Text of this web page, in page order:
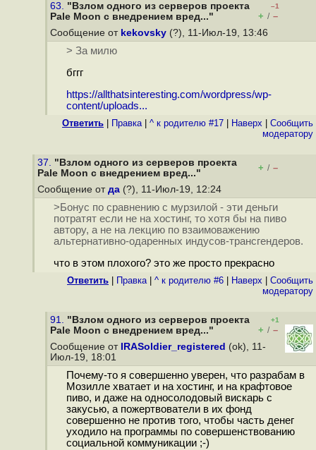
63. "Взлом одного из серверов проекта
Pale Moon с внедрением вред..."
–1
+ / –
Сообщение от kekovsky (?), 11-Июл-19, 13:46
> За милю
бггг
https://allthatsinteresting.com/wordpress/wp-
content/uploads...
Ответить Правка| ^ к родителю #17 Наверх
Cообщить
модератору
37. "Взлом одного из серверов проекта
Pale Moon с внедрением вред..."
+ / –
Сообщение от да (?), 11-Июл-19, 12:24
>Бонус по сравнению с мурзилой - эти деньги
потратят если не на хостинг, то хотя бы на пиво
автору, а не на лекцию по взаимоважению
альтернативно-одаренных индусов-трансгендеров.
что в этом плохого? это же просто прекрасно
Ответить Правка| ^ к родителю #6 Наверх
Cообщить
модератору
91. "Взлом одного из серверов проекта
Pale Moon с внедрением вред..."
+1
+ / –
Сообщение от
IRASoldier_registered (ok), 11-
Июл-19, 18:01
Почему-то я совершенно уверен, что разрабам в
Мозилле хватает и на хостинг, и на крафтовое
пиво, и даже на односолодовый вискарь с
закусью, а пожертвователи в их фонд
совершенно не против того, чтобы часть денег
уходило на программы по совершенствованию
социальной коммуникации ;-)